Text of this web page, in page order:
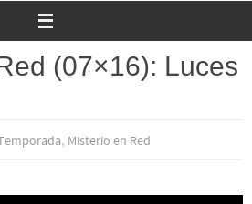
(07×16): Luces
, Misterio en Red